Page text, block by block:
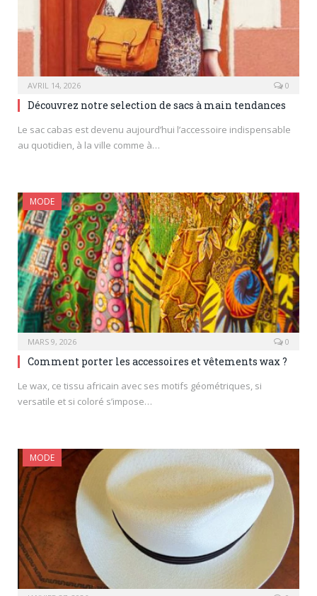
AVRIL 14, 2026 0
Découvrez notre selection de sacs à main tendances
Le sac cabas est devenu aujourd’hui l’accessoire indispensable
au quotidien, à la ville comme à…
MODE
MARS 9, 2026 0
Comment porter les accessoires et vêtements wax ?
Le wax, ce tissu africain avec ses motifs géométriques, si
versatile et si coloré s’impose…
MODE